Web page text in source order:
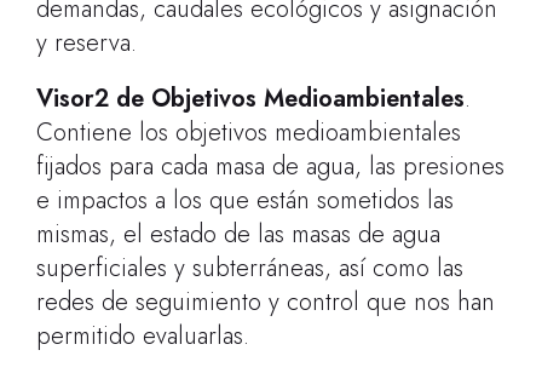
demandas, caudales ecológicos y asignación
y reserva.
Visor2 de Objetivos Medioambientales.
Contiene los objetivos medioambientales
fijados para cada masa de agua, las presiones
e impactos a los que están sometidos las
mismas, el estado de las masas de agua
superficiales y subterráneas, así como las
redes de seguimiento y control que nos han
permitido evaluarlas.